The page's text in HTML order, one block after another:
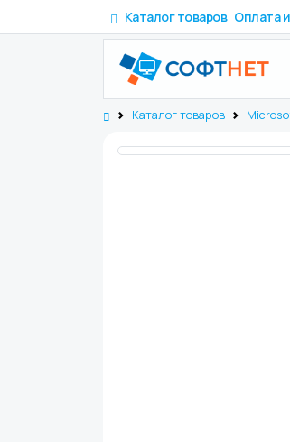
Каталог товаров Оплата
Каталог товаров